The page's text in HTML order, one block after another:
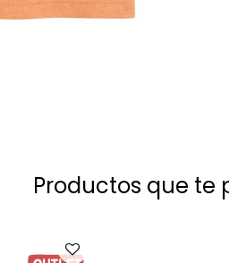
Productos que te